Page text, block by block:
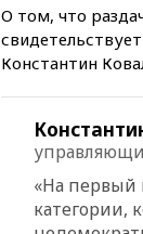
О том, что
Константин
«На первый
категории,